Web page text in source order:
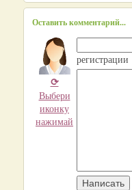
Оставить комментарий...
⟳
Выбери
иконку
нажимай
регистрации